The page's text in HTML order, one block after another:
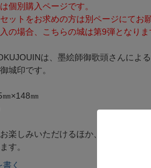
個別購入ページです。
ットをお求めの方は別ページにてお
の場合、こちらの城は第9弾となりま
は、墨絵師御歌頭さんによ
城印です。
×148㎜
楽しみいただけるほか、ポストカー
す。
く